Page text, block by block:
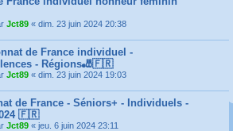
Jct89 « dim. 23 juin 2024 20:38
de France individuel -
- Régions🎳🇫🇷
Jct89 « dim. 23 juin 2024 19:03
de France - Séniors+ - Individuels -
🇫🇷
Jct89 « jeu. 6 juin 2024 23:11